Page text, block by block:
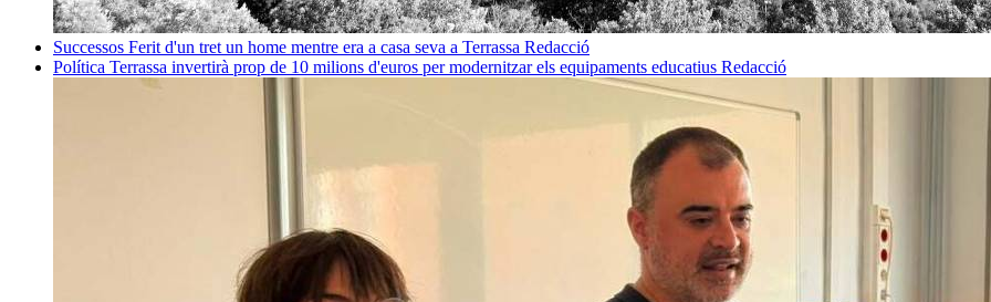
Successos Ferit d'un tret un home mentre era a casa seva a Terrassa Redacció
Política Terrassa invertirà prop de 10 milions d'euros per modernitzar els equipaments educatius Redacció